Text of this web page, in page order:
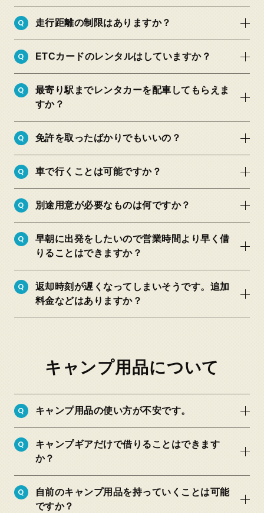
Q 走行距離の制限はありますか？
Q ETCカードのレンタルはしていますか？
Q
最寄り駅までレンタカーを配車してもらえま
すか？
Q 免許を取ったばかりでもいいの？
Q 車で行くことは可能ですか？
Q 別途用意が必要なものは何ですか？
販売品一覧
Q
早朝に出発をしたいので営業時間より早く借
りることはできますか？
Q
返却時刻が遅くなってしまいそうです。追加
料金などはありますか？
キャンプ用品について
Q キャンプ用品の使い方が不安です。
Q
キャンプギアだけで借りることはできます
か？
Q
自前のキャンプ用品を持っていくことは可能
ですか？